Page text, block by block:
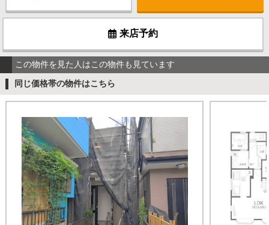
来店予約
この物件を見た人はこの物件も見ています
同じ価格帯の物件はこちら